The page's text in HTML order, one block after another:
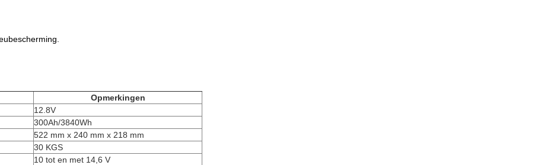
Opmerkingen
12.8V
300Ah/3840Wh
522 mm x 240 mm x 218 mm
30 KGS
10 tot en met 14,6 V